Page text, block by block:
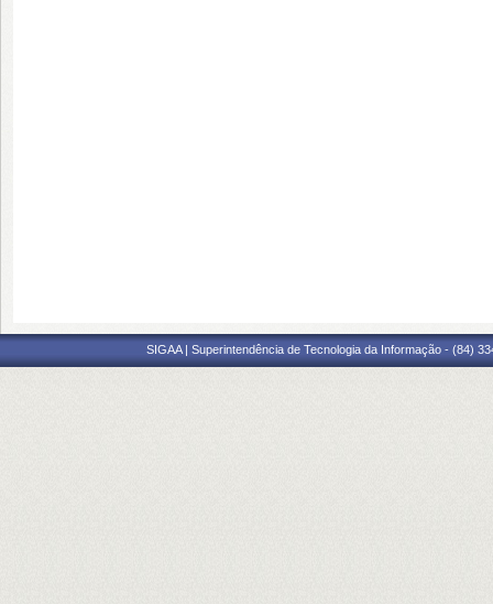
SIGAA | Superintendência de Tecnologia da Informação - (84)